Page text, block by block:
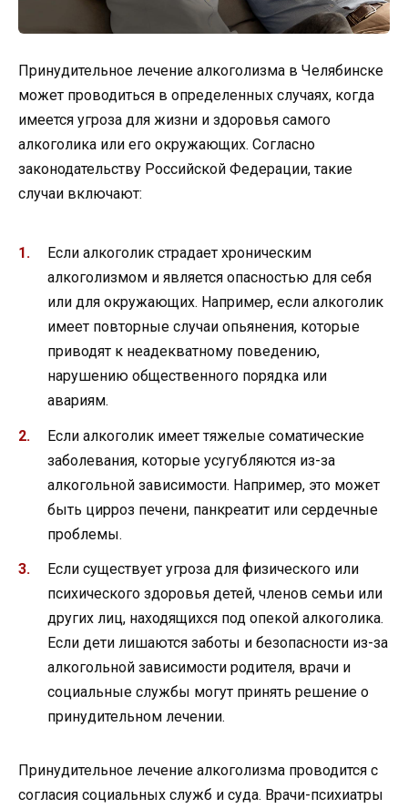
Принудительное лечение алкоголизма в Челябинске
может проводиться в определенных случаях, когда
имеется угроза для жизни и здоровья самого
алкоголика или его окружающих. Согласно
законодательству Российской Федерации, такие
случаи включают:
Если алкоголик страдает хроническим
алкоголизмом и является опасностью для себя
или для окружающих. Например, если алкоголик
имеет повторные случаи опьянения, которые
приводят к неадекватному поведению,
нарушению общественного порядка или
авариям.
Если алкоголик имеет тяжелые соматические
заболевания, которые усугубляются из-за
алкогольной зависимости. Например, это может
быть цирроз печени, панкреатит или сердечные
проблемы.
Если существует угроза для физического или
психического здоровья детей, членов семьи или
других лиц, находящихся под опекой алкоголика.
Если дети лишаются заботы и безопасности из-за
алкогольной зависимости родителя, врачи и
социальные службы могут принять решение о
принудительном лечении.
Принудительное лечение алкоголизма проводится с
согласия социальных служб и суда. Врачи-психиатры